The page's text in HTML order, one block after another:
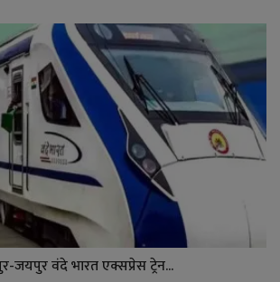
जयपुर वंदे भारत एक्सप्रेस ट्रेन...